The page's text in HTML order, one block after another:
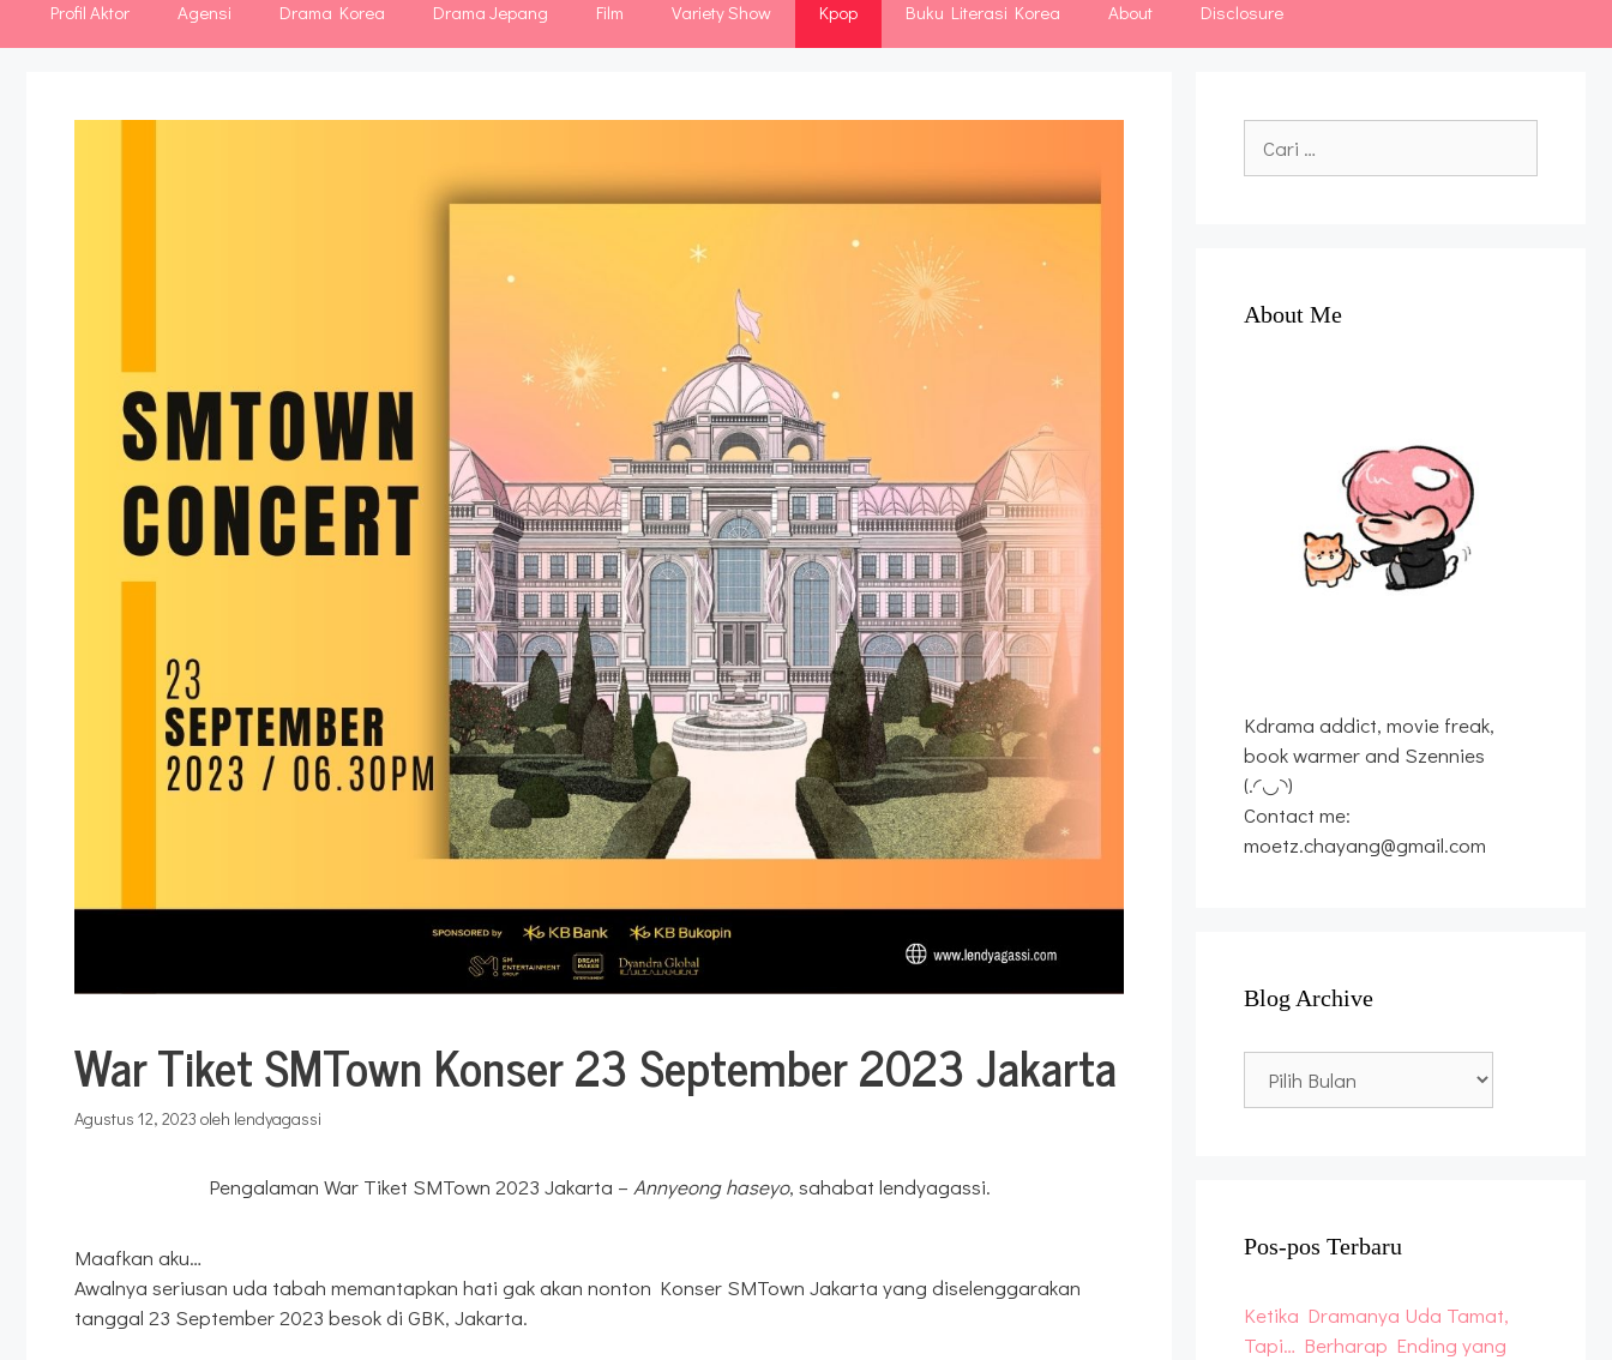
Profil Aktor Agensi Drama Korea Drama Jepang Film Variety Show Kpop Buku Literasi Korea About Disclosure
War Tiket SMTown Konser 23 September 2023 Jakarta
Agustus 12, 2023 oleh lendyagassi
Pengalaman War Tiket SMTown 2023 Jakarta – Annyeong haseyo, sahabat lendyagassi.
Maafkan aku…
Awalnya seriusan uda tabah memantapkan hati gak akan nonton Konser SMTown Jakarta yang diselenggarakan
tanggal 23 September 2023 besok di GBK, Jakarta.
untuk:
About Me
Kdrama addict, movie freak,
book warmer and Szennies
(.◜◡◝)
Contact me:
moetz.chayang@gmail.com
Blog Archive
Archive
Pos-pos Terbaru
Ketika Dramanya Uda Tamat,
Tapi… Berharap Ending yang